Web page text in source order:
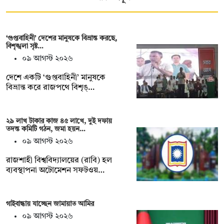
‘গুপ্তবাহিনী’ দেশের মানুষকে বিভ্রান্ত করছে,
বিশৃঙ্খলা সৃষ্ট…
০৯ আগস্ট ২০২৬
দেশে একটি ‘গুপ্তবাহিনী’ মানুষকে
বিভ্রান্ত করে রাজপথে বিশৃঙ্…
২৯ লাখ টাকার কাজ ৪৫ লাখে, দুই দফায়
তদন্ত কমিটি গঠন, জমা হয়ন…
০৯ আগস্ট ২০২৬
রাজশাহী বিশ্ববিদ্যালয়ের (রাবি) হল
ব্যবস্থাপনা অটোমেশন সফটওয়…
গাইবান্ধায় যাচ্ছেন জামায়াত আমির
০৯ আগস্ট ২০২৬